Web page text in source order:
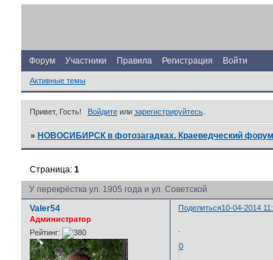
Форум Участники Правила Регистрация Войти
Активные темы
Привет, Гость! Войдитеили зарегистрируйтесь.
»НОВОСИБИРСК в фотозагадках. Краеведческий форум
У перекрёстка ул. 1905 года и ул. Советской
Страница:1
Поделиться10-04-2014
Valer54
Администратор
Рейтинг:
0